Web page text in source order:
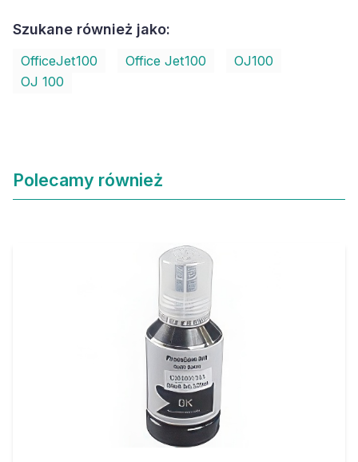
Szukane również jako:
OfficeJet100 Office Jet100
OJ100
OJ 100
Polecamy również